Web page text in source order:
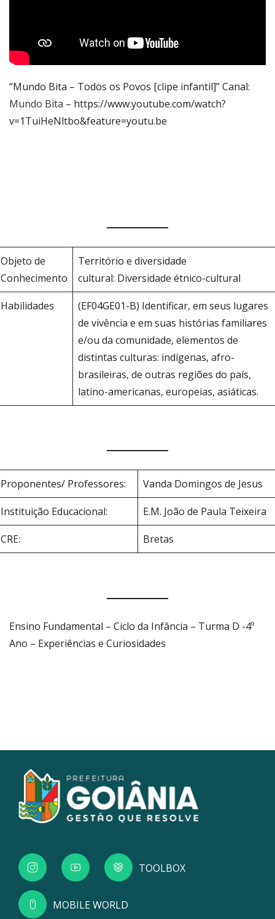
“Mundo Bita – Todos os Povos [clipe infantil]” Canal:
Mundo Bita – https://www.youtube.com/watch?
v=1TuiHeNltbo&feature=youtu.be
Objeto de
Conhecimento
Território e diversidade
cultural: Diversidade étnico-cultural
Habilidades
(EF04GE01-B) Identificar, em seus lugares
de vivência e em suas histórias familiares
e/ou da comunidade, elementos de
distintas culturas: indígenas, afro-
brasileiras, de outras regiões do país,
latino-americanas, europeias, asiáticas.
Proponentes/ Professores: Vanda Domingos de Jesus
Instituição Educacional: E.M. João de Paula Teixeira
CRE: Bretas
Ensino Fundamental – Ciclo da Infância – Turma D -4º
Ano – Experiências e Curiosidades
TOOLBOX
MOBILE WORLD